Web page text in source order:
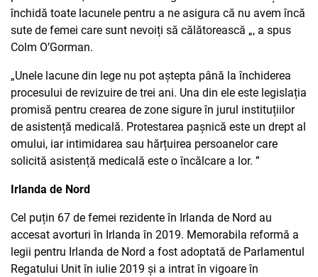
închidă toate lacunele pentru a ne asigura că nu avem încă
sute de femei care sunt nevoiți să călătorească „, a spus
Colm O’Gorman.
„Unele lacune din lege nu pot aștepta până la închiderea
procesului de revizuire de trei ani. Una din ele este legislația
promisă pentru crearea de zone sigure în jurul instituțiilor
de asistență medicală. Protestarea pașnică este un drept al
omului, iar intimidarea sau hărțuirea persoanelor care
solicită asistență medicală este o încălcare a lor. ”
Irlanda de Nord
Cel puțin 67 de femei rezidente în Irlanda de Nord au
accesat avorturi în Irlanda în 2019. Memorabila reformă a
legii pentru Irlanda de Nord a fost adoptată de Parlamentul
Regatului Unit în iulie 2019 și a intrat în vigoare în